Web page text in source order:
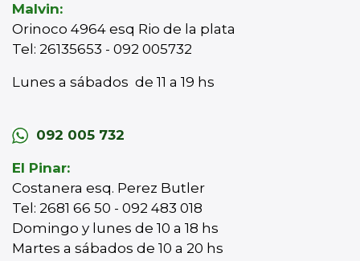
Malvin:
Orinoco 4964 esq Rio de la plata
Tel: 26135653 - 092 005732
Lunes a sábados de 11 a 19 hs
092 005 732
El Pinar:
Costanera esq. Perez Butler
Tel: 2681 66 50 - 092 483 018
Domingo y lunes de 10 a 18 hs
Martes a sábados de 10 a 20 hs